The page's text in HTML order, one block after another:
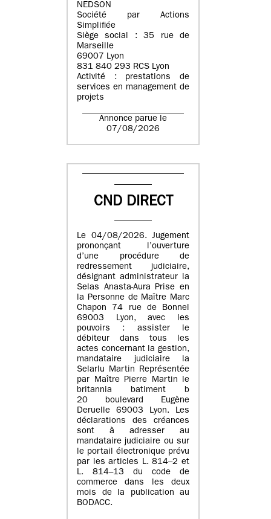
NEDSON
Société par Actions
Simplifiée
Siège social : 35 rue de
Marseille
69007 Lyon
831 840 293 RCS Lyon
Activité : prestations de
services en management de
projets
Annonce parue le
07/08/2026
CND DIRECT
Le 04/08/2026. Jugement
prononçant l’ouverture
d’une procédure de
redressement judiciaire,
désignant administrateur la
Selas Anasta-Aura Prise en
la Personne de Maître Marc
Chapon 74 rue de Bonnel
69003 Lyon, avec les
pouvoirs : assister le
débiteur dans tous les
actes concernant la gestion,
mandataire judiciaire la
Selarlu Martin Représentée
par Maître Pierre Martin le
britannia batiment b
20 boulevard Eugène
Deruelle 69003 Lyon. Les
déclarations des créances
sont à adresser au
mandataire judiciaire ou sur
le portail électronique prévu
par les articles L. 814–2 et
L. 814–13 du code de
commerce dans les deux
mois de la publication au
BODACC.